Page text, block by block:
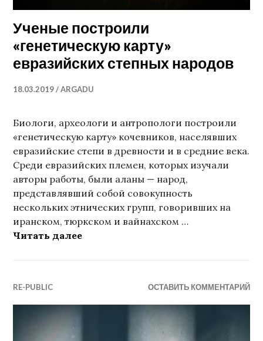
Ученые построили
«генетическую карту»
евразийских степных народов
18.03.2019 ARGADU
Биологи, археологи и антропологи построили
«генетическую карту» кочевников, населявших
евразийские степи в древности и в средние века.
Среди евразийских племен, которых изучали
авторы работы, были аланы — народ,
представлявший собой совокупность
нескольких этнических групп, говоривших на
иранском, тюркском и вайнахском …
Читать далееУченые построили «генетическую
RE-PUBLIC ОСТАВИТЬ КОММЕНТАРИЙ